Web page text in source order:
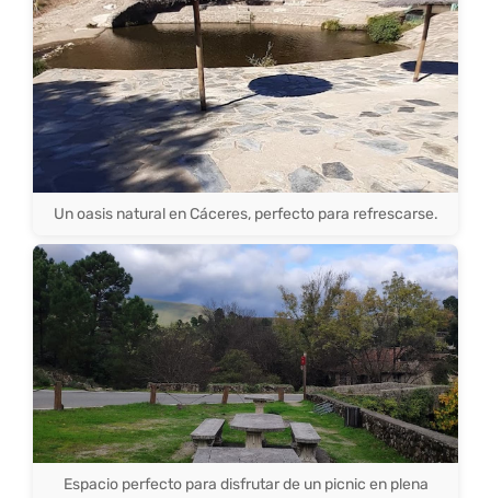
Un oasis natural en Cáceres, perfecto para refrescarse.
Espacio perfecto para disfrutar de un picnic en plena